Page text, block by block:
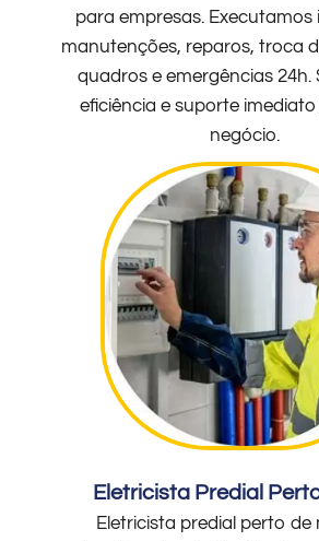
para empresas. Executamos
manutenções, reparos, troca
quadros e emergências 24h.
eficiência e suporte
negócio.
Eletricista Predial
Eletricista predial perto de